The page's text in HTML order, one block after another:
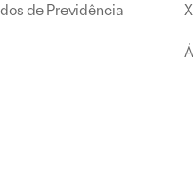
de Previdência